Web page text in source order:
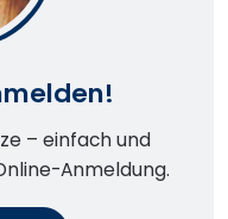
– einfach und
Anmeldung.